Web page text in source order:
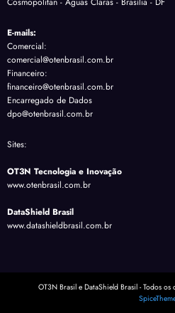
E-mails:
Comercial:
comercial@otenbrasil.com.br
Financeiro:
financeiro@otenbrasil.com.br
Encarregado de Dados
dpo@otenbrasil.com.br
Sites:
OT3N Tecnologia e Inovação
www.otenbrasil.com.br
DataShield Brasil
www.datashieldbrasil.com.br
OT3N Brasil e DataShield Brasil - Todos